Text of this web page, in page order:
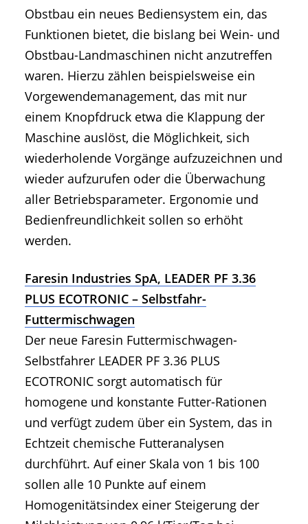
Obstbau ein neues Bediensystem ein, das
Funktionen bietet, die bislang bei Wein- und
Obstbau-Landmaschinen nicht anzutreffen
waren. Hierzu zählen beispielsweise ein
Vorgewendemanagement, das mit nur
einem Knopfdruck etwa die Klappung der
Maschine auslöst, die Möglichkeit, sich
wiederholende Vorgänge aufzuzeichnen und
wieder aufzurufen oder die Überwachung
aller Betriebsparameter. Ergonomie und
Bedienfreundlichkeit sollen so erhöht
werden.
Faresin Industries SpA, LEADER PF 3.36
PLUS ECOTRONIC – Selbstfahr-
Futtermischwagen
Der neue Faresin Futtermischwagen-
Selbstfahrer LEADER PF 3.36 PLUS
ECOTRONIC sorgt automatisch für
homogene und konstante Futter-Rationen
und verfügt zudem über ein System, das in
Echtzeit chemische Futteranalysen
durchführt. Auf einer Skala von 1 bis 100
sollen alle 10 Punkte auf einem
Homogenitätsindex einer Steigerung der